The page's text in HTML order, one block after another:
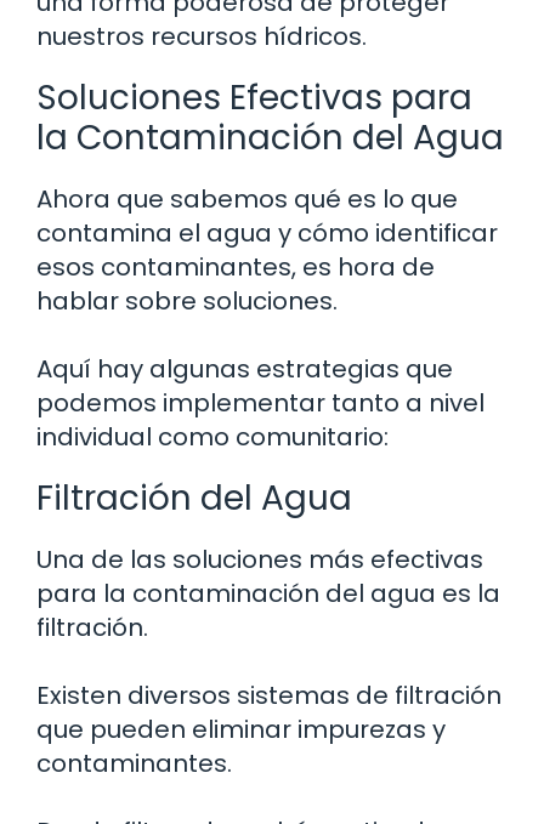
nuestros recursos hídricos.
Soluciones Efectivas para
la Contaminación del Agua
Ahora que sabemos qué es lo que
contamina el agua y cómo identificar
esos contaminantes, es hora de
hablar sobre soluciones.
Aquí hay algunas estrategias que
podemos implementar tanto a nivel
individual como comunitario:
Filtración del Agua
Una de las soluciones más efectivas
para la contaminación del agua es la
filtración.
Existen diversos sistemas de filtración
que pueden eliminar impurezas y
contaminantes.